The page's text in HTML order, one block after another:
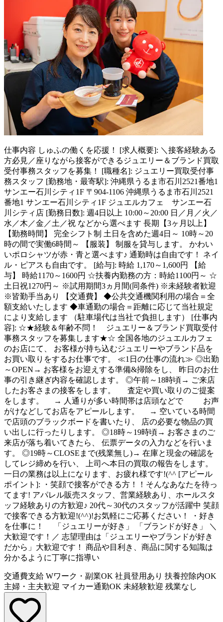
仕事内容 しゅふの働くを応援！ [求人概要]: ＼接客経験ある
方必見／座りながら接客ができるジュエリー＆ブランド買取
受付事務スタッフを募集！ [職種名]: ジュエリー買取受付事
務スタッフ [勤務地・最寄駅]: 沖縄県うるま市石川2521番地1
サンエー石川シティ1F 〒904-1106 沖縄県うるま市石川2521
番地1 サンエー石川シティ1F ジュエルカフェ サンエー石
川シティ店 [勤務日数]: 週4日以上 10:00～20:00 日／月／火／
水／木／金／土／祝 などから選べます 長期【3ヶ月以上】
【勤務時間】 完全シフト制 土日を含めた週4日～ 10時～20
時の間で実働6時間～ 【服装】 制服を貸与します。 かわい
いポロシャツが赤・青と選べます♪ 通勤時は自由です！ ネイ
ル・ピアスも自由です。 [給与]: 時給 1,170～1,600円 【給
与】 時給1170～1600円 ☆扶養内勤務の方：時給1100円～ ☆
土日祝1270円～ ※試用期間3ヵ月間(同条件) ※未経験者歓迎
※皆勤手当あり 【交通費】 ◆公共交通機関利用の場合＝全
額支給いたします ◆車通勤の場合＝距離に応じて当社規定
により支給します （駐車場代は当社で負担します） [仕事内
容]: ☆★経験＆年齢不問！ ジュエリー＆ブランド買取受付
事務スタッフを募集します★☆ 全国各地のジュエルカフェ
のお店にて、 お客様が持ち込むジュエリーやブランド品を
お買い取りをするお仕事です。 ≪1日の仕事の流れ≫ ◎出勤
～OPEN→ お客様をお迎えする準備&掃除をし、 昨日のお仕
事の引き継ぎ内容を確認します。 ◎午前～18時頃→ ご来店
したお客さまの接客をします。 査定や買い取りのご提案
をします。 → 人通りが多い時間帯は店頭などで お声
がけなどしてお店をアピールします。 → 空いている時間
で店頭のブラックボードを書いたり、 店の必要な物品の買
い出しに行ったりします。 ◎18時～19時頃→ お客さまのご
来店が落ち着いてきたら、 伝票データの入力などを行いま
す。 ◎19時～CLOSEまで(残業無し)→ 在庫と現金の確認を
してレジ締めを行い、 上司へ本日の買取の報告をします。
一日の業務は以上になります、お疲れ様です!(^^ [アピール
ポイント]: ・笑顔で接客ができる方！！そんなあなたを待っ
てます! アパレル販売スタッフ、営業経験あり、ホールスタ
ッフ経験ありの方歓迎♪ 20代～30代のスタッフが活躍中 笑顔
で接客できる方歓迎!(^^)!お気軽にご応募ください！ ・好き
を仕事に！ 「ジュエリーが好き」 「ブランドが好き」 ＼
大歓迎です！／ 志望理由は「ジュエリーやブランドが好き
だから」大歓迎です！ 商品や目利き、商品に関する知識は
分かるように丁寧に指導い
交通費支給 Wワーク・副業OK 社員登用あり 扶養控除内OK
主婦・主夫歓迎 マイカー通勤OK 未経験歓迎 残業なし